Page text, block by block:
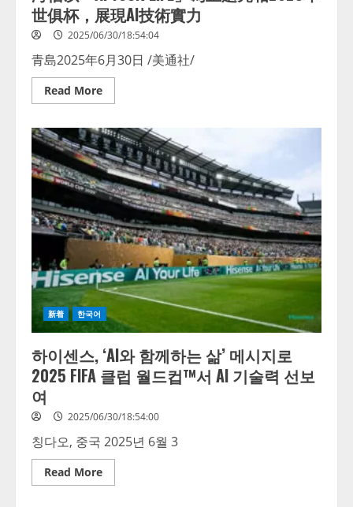
世俱杯，展現AI技術實力
2025/06/30/18:54:04
青島2025年6月30日 /美通社/
Read MoreRead
more
信
以
「AI
YOUR
LIFE」
為
主
題
亮
相
2025
年
世
俱
杯，
展
現
AI
技
實
力
新着 한국어
하이센스, ‘AI와 함께하는 삶’ 메시지로
2025 FIFA 클럽 월드컵™서 AI 기술력 선보
여
2025/06/30/18:54:00
칭다오, 중국 2025년 6월 3
Read MoreRead
more